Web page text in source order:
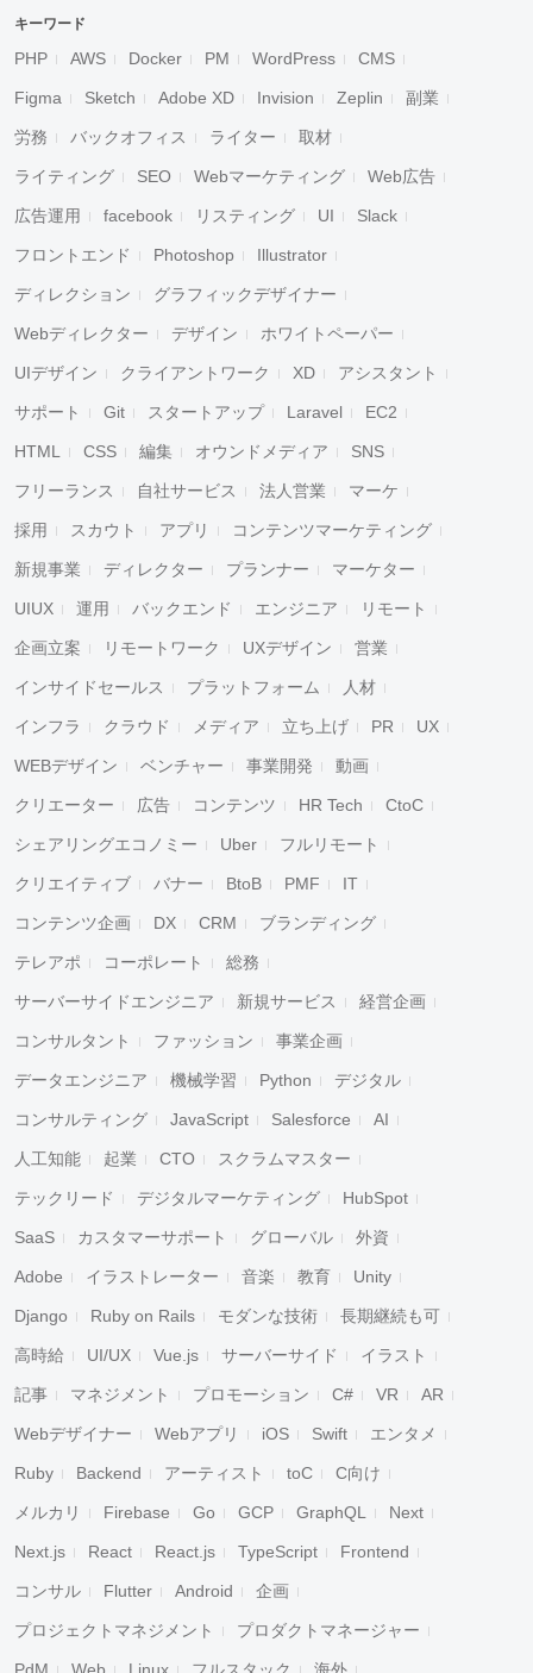
キーワード
PHP AWS Docker PM WordPress CMS
Figma Sketch Adobe XD Invision Zeplin 副業
労務 バックオフィス ライター 取材
ライティング SEO Webマーケティング Web広告
広告運用 facebook リスティング UI Slack
フロントエンド Photoshop Illustrator
ディレクション グラフィックデザイナー
Webディレクター デザイン ホワイトペーパー
UIデザイン クライアントワーク XD アシスタント
サポート Git スタートアップ Laravel EC2
HTML CSS 編集 オウンドメディア SNS
フリーランス 自社サービス 法人営業 マーケ
採用 スカウト アプリ コンテンツマーケティング
新規事業 ディレクター プランナー マーケター
UIUX 運用 バックエンド エンジニア リモート
企画立案 リモートワーク UXデザイン 営業
インサイドセールス プラットフォーム 人材
インフラ クラウド メディア 立ち上げ PR UX
WEBデザイン ベンチャー 事業開発 動画
クリエーター 広告 コンテンツ HR Tech CtoC
シェアリングエコノミー Uber フルリモート
クリエイティブ バナー BtoB PMF IT
コンテンツ企画 DX CRM ブランディング
テレアポ コーポレート 総務
サーバーサイドエンジニア 新規サービス 経営企画
コンサルタント ファッション 事業企画
データエンジニア 機械学習 Python デジタル
コンサルティング JavaScript Salesforce AI
人工知能 起業 CTO スクラムマスター
テックリード デジタルマーケティング HubSpot
SaaS カスタマーサポート グローバル 外資
Adobe イラストレーター 音楽 教育 Unity
Django Ruby on Rails モダンな技術 長期継続も可
高時給 UI/UX Vue.js サーバーサイド イラスト
記事 マネジメント プロモーション C# VR AR
Webデザイナー Webアプリ iOS Swift エンタメ
Ruby Backend アーティスト toC C向け
メルカリ Firebase Go GCP GraphQL Next
Next.js React React.js TypeScript Frontend
コンサル Flutter Android 企画
プロジェクトマネジメント プロダクトマネージャー